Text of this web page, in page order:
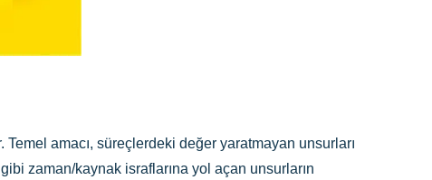
amacı, süreçlerdeki değer yaratmayan unsurları
zaman/kaynak israflarına yol açan unsurların